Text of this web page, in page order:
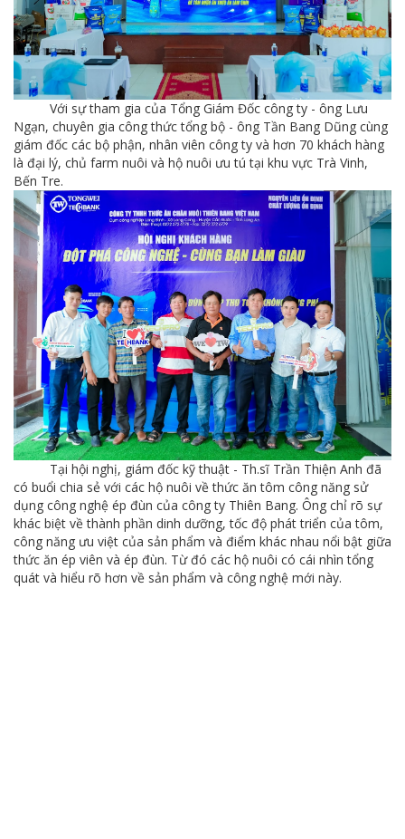
Với sự tham gia của Tổng Giám Đốc công ty - ông Lưu
Ngạn, chuyên gia công thức tổng bộ - ông Tần Bang Dũng cùng
giám đốc các bộ phận, nhân viên công ty và hơn 70 khách hàng
là đại lý, chủ farm nuôi và hộ nuôi ưu tú tại khu vực Trà Vinh,
Bến Tre.
Tại hội nghị, giám đốc kỹ thuật - Th.sĩ Trần Thiện Anh đã
có buổi chia sẻ với các hộ nuôi về thức ăn tôm công năng sử
dụng công nghệ ép đùn của công ty Thiên Bang. Ông chỉ rõ sự
khác biệt về thành phần dinh dưỡng, tốc độ phát triển của tôm,
công năng ưu việt của sản phẩm và điểm khác nhau nổi bật giữa
thức ăn ép viên và ép đùn. Từ đó các hộ nuôi có cái nhìn tổng
quát và hiểu rõ hơn về sản phẩm và công nghệ mới này.